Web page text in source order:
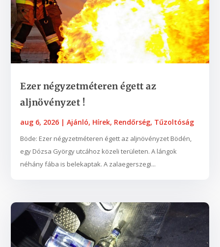
Ezer négyzetméteren égett az
aljnövényzet !
aug 6, 2026 |Ajánló, Hírek, Rendőrség, Tűzoltóság
Böde: Ezer négyzetméteren égett az aljnövényzet Bödén,
egy Dózsa György utcához közeli területen. A lángok
néhány fába is belekaptak. A zalaegerszegi...